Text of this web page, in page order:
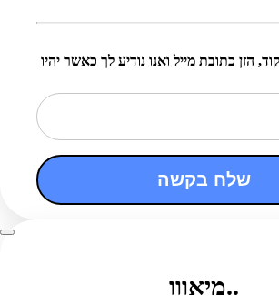
הזן כתובת מייל ואנו נודיע לך כאשר יהיו
שלח בקשה
מיאווו..